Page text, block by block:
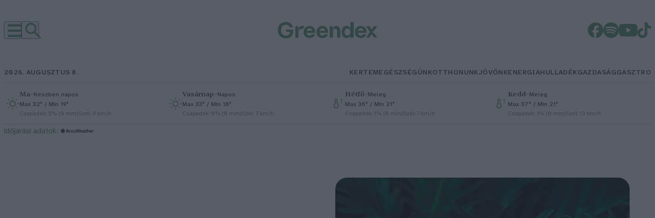
2026. AUGUSZTUS 8. KERTEMEGÉSZSÉGÜNKOTTHONUNKJÖVŐNKENERGIAHULLADÉKGAZDASÁGGASZTRO
Ma–Részben napos
Max 32° / Min 19°
Csapadék: 5% (0 mm)Szél: 9 km/h
Vasárnap–Napos
Max 33° / Min 18°
Csapadék: 0% (0 mm)Szél: 7 km/h
Hétfő–Meleg
Max 36° / Min 21°
Csapadék: 1% (0 mm)Szél: 7 km/h
Kedd–Meleg
Max 37° / Min 21°
Csapadék: 1% (0 mm)Szél: 13 km/h
időjárási adatok: